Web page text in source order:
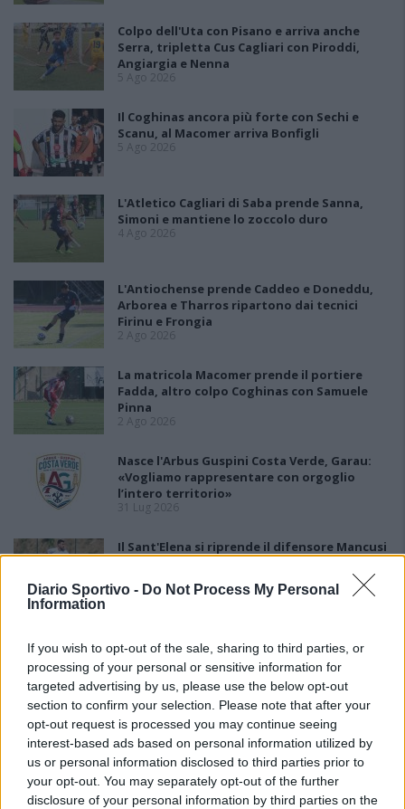
Diario Sportivo - Do Not Process My Personal
Information
If you wish to opt-out of the sale, sharing to third parties, or
processing of your personal or sensitive information for
targeted advertising by us, please use the below opt-out
section to confirm your selection. Please note that after your
opt-out request is processed you may continue seeing
interest-based ads based on personal information utilized by
us or personal information disclosed to third parties prior to
your opt-out. You may separately opt-out of the further
disclosure of your personal information by third parties on the
Colpo dell'Uta con Pisano e arriva anche
Serra, tripletta Cus Cagliari con Piroddi,
Angiargia e Nenna
5 Ago 2026
Il Coghinas ancora più forte con Sechi e
Scanu, al Macomer arriva Bonfigli
5 Ago 2026
L'Atletico Cagliari di Saba prende Sanna,
Simoni e mantiene lo zoccolo duro
4 Ago 2026
L'Antiochense prende Caddeo e Doneddu,
Arborea e Tharros ripartono dai tecnici
Firinu e Frongia
2 Ago 2026
La matricola Macomer prende il portiere
Fadda, altro colpo Coghinas con Samuele
Pinna
2 Ago 2026
Nasce l'Arbus Guspini Costa Verde, Garau:
«Vogliamo rappresentare con orgoglio
l’intero territorio»
31 Lug 2026
Il Sant'Elena si riprende il difensore Mancusi
28 Lug 2026